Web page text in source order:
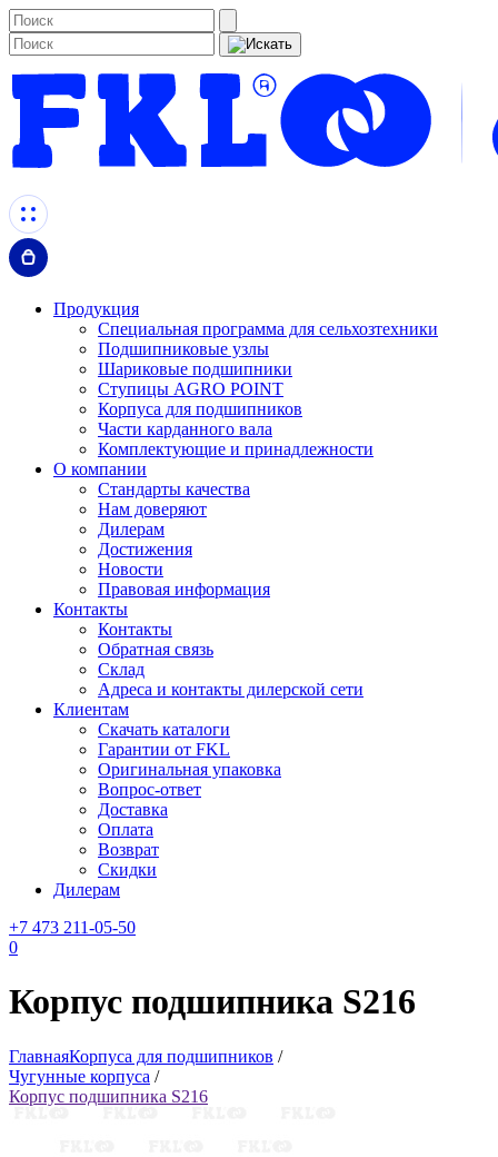
Продукция
Специальная программа для сельхозтехники
Подшипниковые узлы
Шариковые подшипники
Ступицы AGRO POINT
Корпуса для подшипников
Части карданного вала
Комплектующие и принадлежности
О компании
Стандарты качества
Нам доверяют
Дилерам
Достижения
Новости
Правовая информация
Контакты
Контакты
Обратная связь
Склад
Адреса и контакты дилерской сети
Клиентам
Скачать каталоги
Гарантии от FKL
Оригинальная упаковка
Вопрос-ответ
Доставка
Оплата
Возврат
Скидки
Дилерам
+7 473 211-05-50
0
Корпус подшипника S216
ГлавнаяКорпуса для подшипников /
Чугунные корпуса /
Корпус подшипника S216